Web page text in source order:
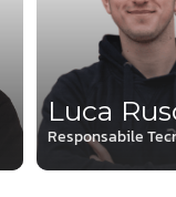
Luca
Responsabile